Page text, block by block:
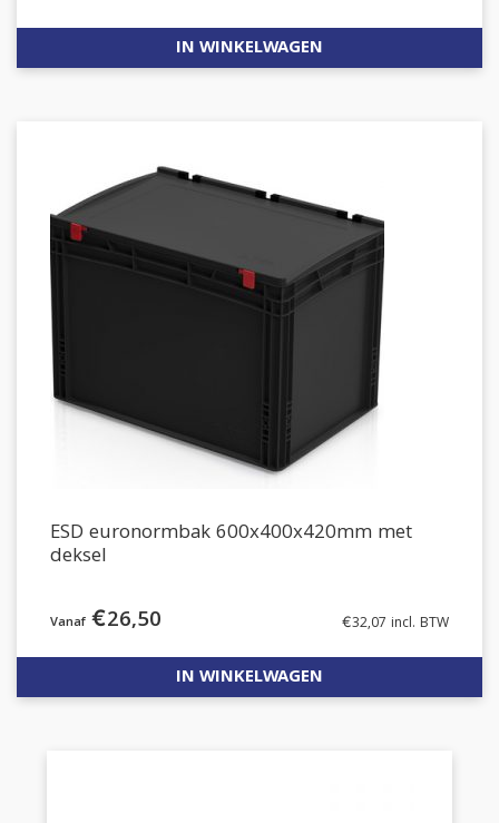
IN WINKELWAGEN
ESD euronormbak 600x400x420mm met
deksel
€26,50 €32,07 incl. BTW
IN WINKELWAGEN